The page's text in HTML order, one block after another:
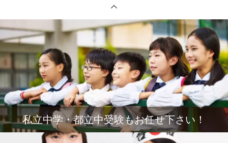
私立中学・都立中受験もお任せ下さい！